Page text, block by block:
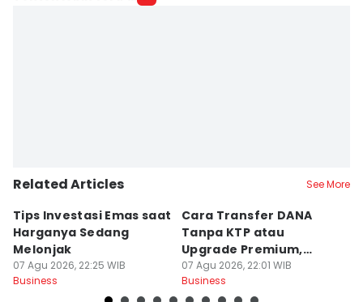
Related Articles See More
Tips Investasi Emas saat
Harganya Sedang
Melonjak
07 Agu 2026, 22:25 WIB
Business
Cara Transfer DANA
Tanpa KTP atau
Upgrade Premium,
Solusi Mudah!
07 Agu 2026, 22:01 WIB
Business